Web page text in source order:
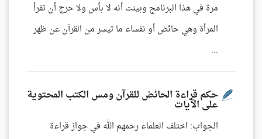
مرة في هذا البرنامج وبينت أنه لا بأس ولا حرج أن تقرأ
المرأة وهي حائض أو نفساء ما تيسر من القرآن عن ظهر
...
حكم قراءة الحائض للقرآن ومس الكتب المحتوية
على الآيات
الجواب: اختلف العلماء رحمهم الله في جواز قراءة